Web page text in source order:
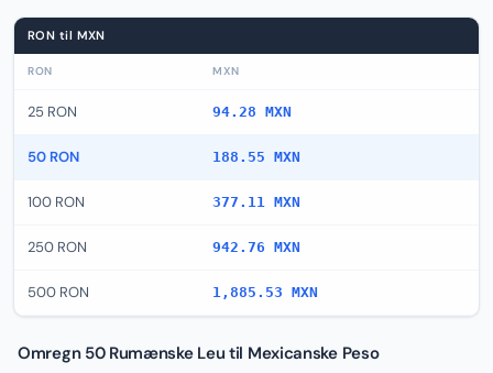
RON til MXN
RON MXN
25 RON 94.28 MXN
50 RON 188.55 MXN
100 RON 377.11 MXN
250 RON 942.76 MXN
500 RON 1,885.53 MXN
Omregn 50 Rumænske Leu til Mexicanske Peso